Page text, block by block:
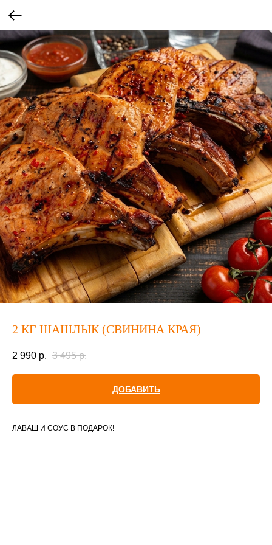
2 КГ ШАШЛЫК (СВИНИНА КРАЯ)
2 990 р. 3 495 р.
ДОБАВИТЬ
ЛАВАШ И СОУС В ПОДАРОК!